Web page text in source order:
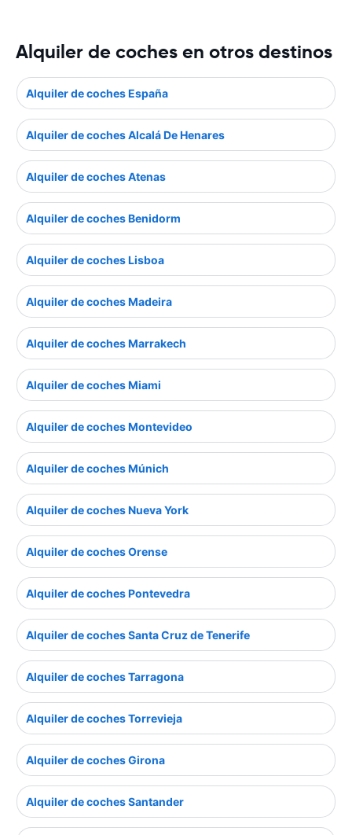
Alquiler de coches en otros destinos
Alquiler de coches España
Alquiler de coches Alcalá De Henares
Alquiler de coches Atenas
Alquiler de coches Benidorm
Alquiler de coches Lisboa
Alquiler de coches Madeira
Alquiler de coches Marrakech
Alquiler de coches Miami
Alquiler de coches Montevideo
Alquiler de coches Múnich
Alquiler de coches Nueva York
Alquiler de coches Orense
Alquiler de coches Pontevedra
Alquiler de coches Santa Cruz de Tenerife
Alquiler de coches Tarragona
Alquiler de coches Torrevieja
Alquiler de coches Girona
Alquiler de coches Santander